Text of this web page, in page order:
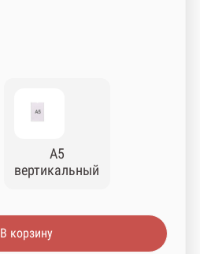
А5
вертикальный
В корзину